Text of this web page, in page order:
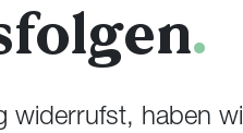
.
widerrufst, haben